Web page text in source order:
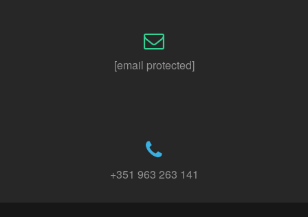
[email protected]
+351 963 263 141